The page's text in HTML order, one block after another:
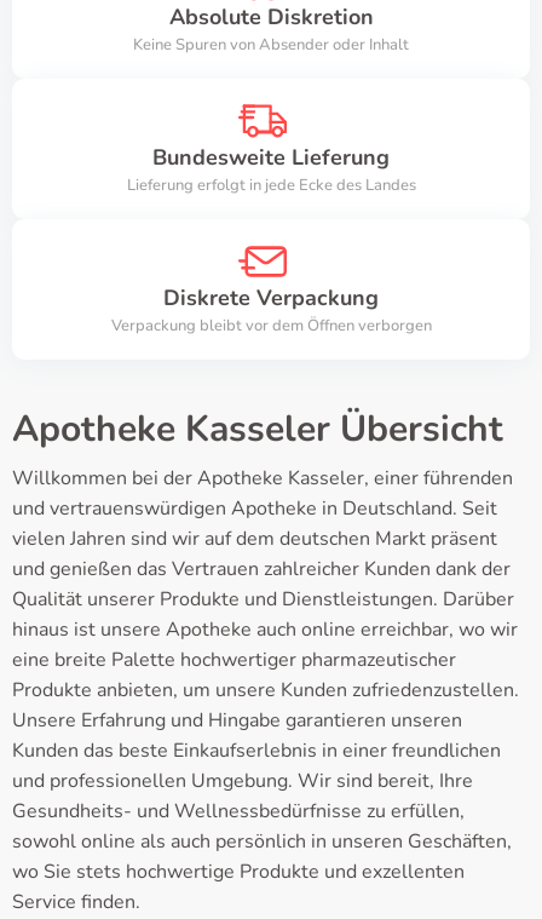
Absolute Diskretion
Keine Spuren von Absender oder Inhalt
Bundesweite Lieferung
Lieferung erfolgt in jede Ecke des Landes
Diskrete Verpackung
Verpackung bleibt vor dem Öffnen verborgen
Apotheke Kasseler Übersicht
Willkommen bei der Apotheke Kasseler, einer führenden
und vertrauenswürdigen Apotheke in Deutschland. Seit
vielen Jahren sind wir auf dem deutschen Markt präsent
und genießen das Vertrauen zahlreicher Kunden dank der
Qualität unserer Produkte und Dienstleistungen. Darüber
hinaus ist unsere Apotheke auch online erreichbar, wo wir
eine breite Palette hochwertiger pharmazeutischer
Produkte anbieten, um unsere Kunden zufriedenzustellen.
Unsere Erfahrung und Hingabe garantieren unseren
Kunden das beste Einkaufserlebnis in einer freundlichen
und professionellen Umgebung. Wir sind bereit, Ihre
Gesundheits- und Wellnessbedürfnisse zu erfüllen,
sowohl online als auch persönlich in unseren Geschäften,
wo Sie stets hochwertige Produkte und exzellenten
Service finden.